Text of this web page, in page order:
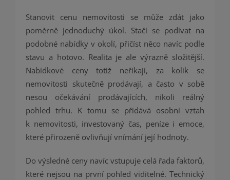
Stanovit cenu nemovitosti se může zdát jako
poměrně jednoduchý úkol. Stačí se podívat na
podobné nabídky v okolí, přičíst něco navíc podle
stavu a hotovo. Realita je ale výrazně složitější.
Nabídkové ceny totiž neříkají, za kolik se
nemovitosti skutečně prodávají, a často v sobě
nesou očekávání prodávajících, nikoli reálný
pohled trhu. K tomu se přidává osobní vztah
k nemovitosti, investovaný čas, peníze i emoce,
které přirozeně ovlivňují vnímání její hodnoty.
Do výsledné ceny navíc vstupuje celá řada faktorů,
které nejsou na první pohled viditelné. Technický